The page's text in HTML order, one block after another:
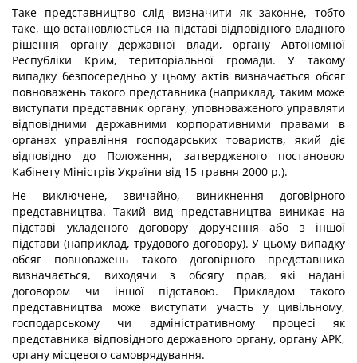
Таке представництво слід визначити як законне, тобто
таке, що встановлюється на підставі відповідного владного
рішення органу державної влади, органу Автономної
Республіки Крим, територіальної громади. У такому
випадку безпосередньо у цьому актів визначається обсяг
повноважень такого представника (наприклад, таким може
виступати представник органу, уповноваженого управляти
відповідними державними корпоративними правами в
органах управління господарських товариств, який діє
відповідно до Положення, затвердженого постановою
Кабінету Міністрів України від 15 травня 2000 р.).
Не виключене, звичайно, виникнення договірного
представництва. Такий вид представництва виникає на
підставі укладеного договору доручення або з іншої
підстави (наприклад, трудового договору). У цьому випадку
обсяг повноважень такого договірного представника
визначається, виходячи з обсягу прав, які надані
договором чи іншої підставою. Прикладом такого
представництва може виступати участь у цивільному,
господарському чи адміністративному процесі як
представника відповідного державного органу, органу АРК,
органу місцевого самоврядування.